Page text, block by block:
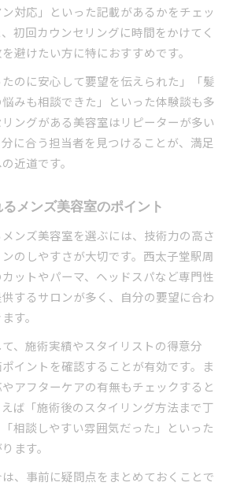
対応」といった記載があるかをチェッ
初回カウンセリングに時間をかけてく
避けたい方に特におすすめです。
のに安心して要望を伝えられた」「髪
みも相談できた」といった体験談も多
ングがある美容室はリピーターが多い
に合う担当者を見つけることが、満足
近道です。
メンズ美容室のポイント
ンズ美容室を選ぶには、技術力の高さ
のしやすさが大切です。西太子堂駅周
ットやパーマ、ヘッドスパなど専門性
するサロンが多く、自分の要望に合わ
す。
、施術実績やスタイリストの得意分
イントを確認することが有効です。ま
アフターケアの有無もチェックすると
ば「施術後のスタイリング方法まで丁
相談しやすい雰囲気だった」といった
ます。
、事前に疑問点をまとめておくことで